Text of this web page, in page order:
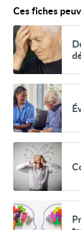
Ces fiches
Voir
Des
troubles
de
la
à
la
démence
Voir
Évaluation
d’un
trouble
de
mémoire
Voir
Confusion
aigue
chez
la
âgée
Voir
Problèmes
de